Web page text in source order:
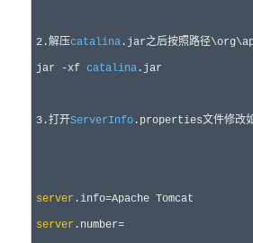
2 .解压catalina .jar之后按照路径
jar -xf catalina .jar
3 .打开ServerInfo .properties文件修改
server .info=
server .number=